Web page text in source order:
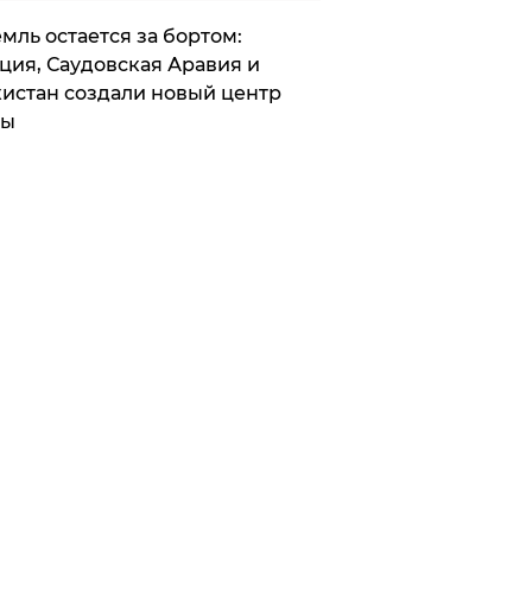
остается за бортом:
Саудовская Аравия и
создали новый центр